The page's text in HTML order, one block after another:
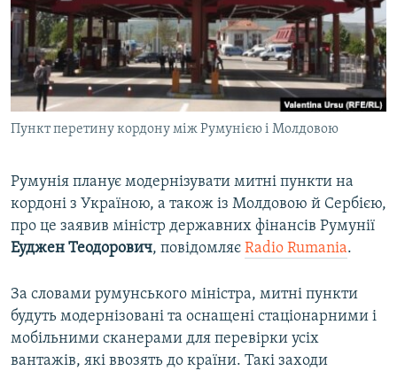
ДЕПОРТАЦІЯ
ВІДЕОУРОКИ «ELIFBE»
СВІДЧЕННЯ ОКУПАЦІЇ
УКРАЇНСЬКА ПРОБЛЕМА КРИМУ
ІНФОГРАФІКА
ЯК ОБІЙТИ БЛОКУВАННЯ
Русский
Qırımtatar
ДОЛУЧАЙСЯ!
Усі сайти RFE/RL
Пункт перетину кордону між Румунією і Молдовою
Румунія планує модернізувати митні пункти на
кордоні з Україною, а також із Молдовою й Сербією,
про це заявив міністр державних фінансів Румунії
Еуджен Теодорович, повідомляє Radio Rumania.
За словами румунського міністра, митні пункти
будуть модернізовані та оснащені стаціонарними і
мобільними сканерами для перевірки усіх
вантажів, які ввозять до країни. Такі заходи